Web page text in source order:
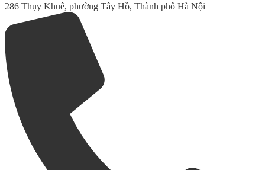
286 Thụy Khuê, phường Tây Hồ, Thành phố Hà Nội